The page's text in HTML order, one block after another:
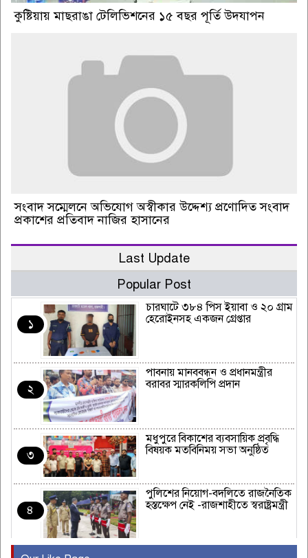
কুষ্টিয়ায় মাছরাঙা টেলিভিশনের ১৫ বছর পূর্তি উদযাপন
সংবাদ সম্মেলনে অভিযোগ অস্বীকার উদ্দেশ্য প্রণোদিত সংবাদ
প্রকাশের প্রতিবাদ নাজির হাসানের
Last Update
Popular Post
১
চারঘাটে ৩৮৪ পিস ইয়াবা ও ২০ গ্রাম
হেরোইনসহ একজন গ্রেপ্তার
২
পাবনায় মানববন্ধন ও প্রধানমন্ত্রীর
বরাবর স্মারকলিপি প্রদান
৩
মধুপুরে বিকাশের ব্যবসায়িক প্রবৃদ্ধি
বিষয়ক মতবিনিময় সভা অনুষ্ঠিত
৪
পুলিশের নিয়োগ-বদলিতে রাজনৈতিক
হস্তক্ষেপ নেই -রাজশাহীতে স্বরাষ্ট্রমন্ত্রী